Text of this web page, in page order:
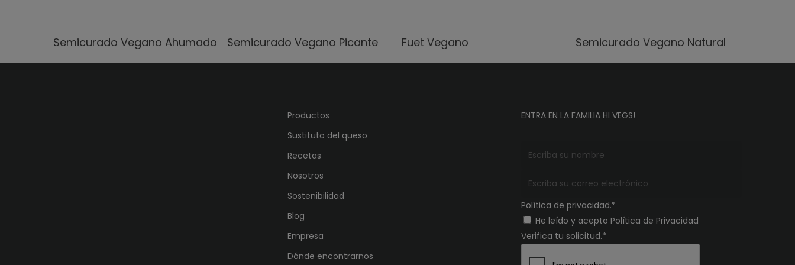
Semicurado Vegano Ahumado Semicurado Vegano Picante Fuet Vegano Semicurado Vegano Natural
Productos
Sustituto del queso
Recetas
Nosotros
Sostenibilidad
Blog
Empresa
Dónde encontrarnos
ENTRA EN LA FAMILIA HI VEGS!
Política de privacidad.*
He leído y acepto Política de Privacidad
Verifica tu solicitud.*